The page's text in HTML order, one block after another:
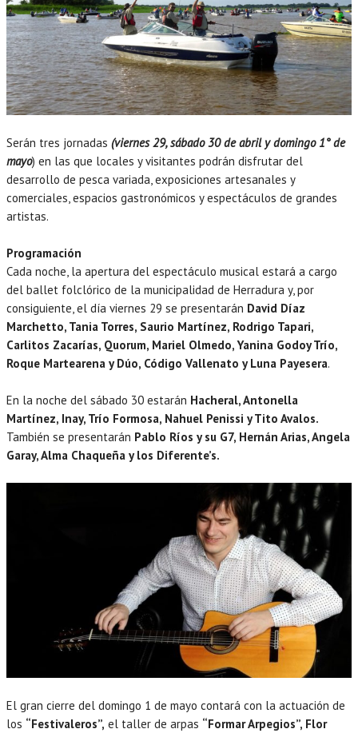
Serán tres jornadas (viernes 29, sábado 30 de abril y domingo 1° de
mayo) en las que locales y visitantes podrán disfrutar del
desarrollo de pesca variada, exposiciones artesanales y
comerciales, espacios gastronómicos y espectáculos de grandes
artistas.
Programación
Cada noche, la apertura del espectáculo musical estará a cargo
del ballet folclórico de la municipalidad de Herradura y, por
consiguiente, el día viernes 29 se presentarán David Díaz
Marchetto, Tania Torres, Saurio Martínez, Rodrigo Tapari,
Carlitos Zacarías, Quorum, Mariel Olmedo, Yanina Godoy Trío,
Roque Martearena y Dúo, Código Vallenato y Luna Payesera.
En la noche del sábado 30 estarán Hacheral, Antonella
Martínez, Inay, Trío Formosa, Nahuel Penissi y Tito Avalos.
También se presentarán Pablo Ríos y su G7, Hernán Arias, Angela
Garay, Alma Chaqueña y los Diferente’s.
El gran cierre del domingo 1 de mayo contará con la actuación de
los “Festivaleros”, el taller de arpas “Formar Arpegios”, Flor